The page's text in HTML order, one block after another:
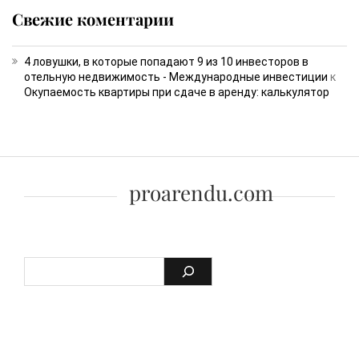
Свежие коментарии
4 ловушки, в которые попадают 9 из 10 инвесторов в
отельную недвижимость - Международные инвестиции к
Окупаемость квартиры при сдаче в аренду: калькулятор
proarendu.com